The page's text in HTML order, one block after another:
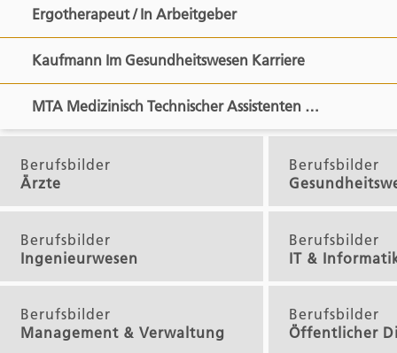
Ergotherapeut / In Arbeitgeber
Kaufmann Im Gesundheitswesen Karriere
MTA Medizinisch Technischer Assistenten …
Berufsbilder
Ärzte
Berufsbilder
Berufsbilder
Ingenieurwesen
Berufsbilder
IT &
Berufsbilder
Management & Verwaltung
Berufsbilder
Öffentlicher